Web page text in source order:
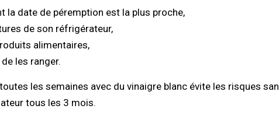
la date de péremption est la plus proche,
de son réfrigérateur,
alimentaires,
les ranger.
les semaines avec du vinaigre blanc évite les risques
tous les 3 mois.